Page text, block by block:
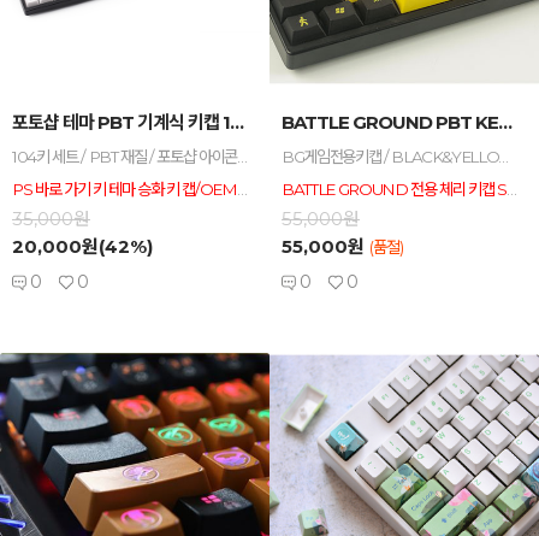
포토샵 테마 PBT 기계식 키캡 104 세트 ...
104키 세트 / PBT 재질 / 포토샵 아이콘 각인 / 염료 승화 / OEM 높이 / 포토샵 테마
35,000원
20,000원(42%)
0
0
BATTLE GROUND PBT KEYCAP FUL...
BG게임전용키캡 / BLACK&YELLOW / 163KEY SET / 승화 염색 / PBT 재질 / 체리전용
BATTLE GROUND 전용 체리 키캡 SET 입니다. 블랙&옐로우 색상 PBT 재질, 승화 염색 처리로 고급 KEYCAP SET 입니다.
55,000원
55,000원 (품절)
0 0